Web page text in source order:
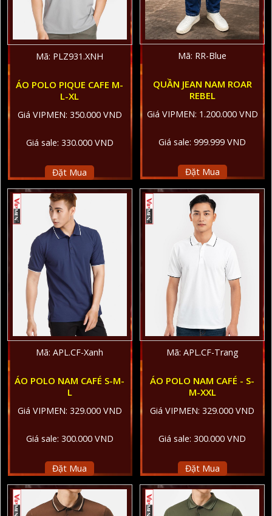
Mã: PLZ931.XNH
ÁO POLO PIQUE CAFE M-
L-XL
Giá VIPMEN: 350.000 VND
Giá sale: 330.000 VND
Đặt Mua
Mã: RR-Blue
QUẦN JEAN NAM ROAR
REBEL
Giá VIPMEN: 1.200.000 VND
Giá sale: 999.999 VND
Đặt Mua
Mã: APL.CF-Xanh
ÁO POLO NAM CAFÉ S-M-
L
Giá VIPMEN: 329.000 VND
Giá sale: 300.000 VND
Đặt Mua
Mã: APL.CF-Trang
ÁO POLO NAM CAFÉ - S-
M-XXL
Giá VIPMEN: 329.000 VND
Giá sale: 300.000 VND
Đặt Mua